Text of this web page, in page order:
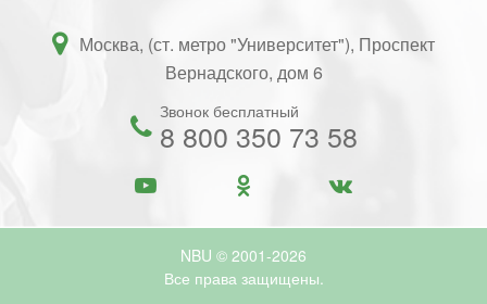
Москва, (ст. метро "Университет"), Проспект
Вернадского, дом 6
Звонок бесплатный
8 800 350 73 58
NBU © 2001-2026
Все права защищены.